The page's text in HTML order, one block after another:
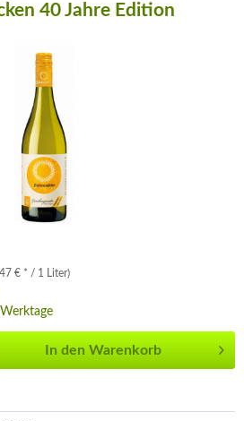
40 Jahre Edition
€ * / 1 Liter)
In den Warenkorb